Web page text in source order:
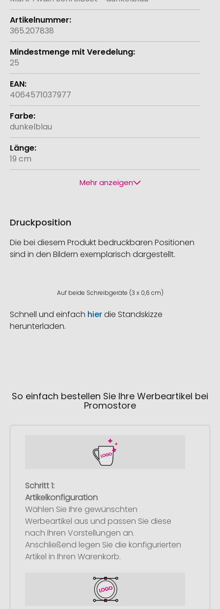
365.207838
25
4064571037977
dunkelblau
19 cm
Mehr anzeigen
Druckposition
Die bei diesem Produkt bedruckbaren Positionen
sind in den Bildern exemplarisch dargestellt.
Auf beide Schreibgeräte (3 x 0,6 cm)
Schnell und einfach hierdie Standskizze
herunterladen.
So einfach bestellen Sie Ihre Werbeartikel bei
Promostore
Schritt 1:
Artikelkonfiguration
Wählen Sie Ihre gewünschten
Werbeartikel aus und passen Sie diese
nach Ihren Vorstellungen an.
Anschließend legen Sie die konfigurierten
Artikel in Ihren Warenkorb.